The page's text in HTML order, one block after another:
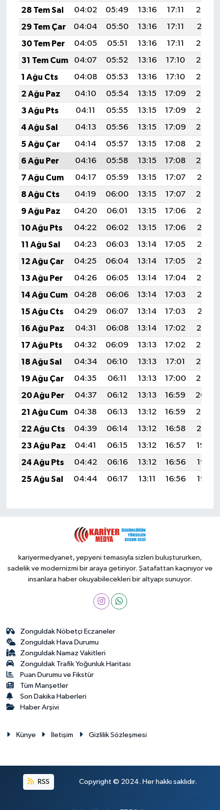
28 Tem Sal
04:02 05:49 13:16 17:11
20:32
29 Tem Çar
04:04 05:50 13:16 17:11
20:31
30 Tem Per
04:05 05:51 13:16 17:11
20:30
31 Tem Cum
04:07 05:52 13:16 17:10
20:29
1 Ağu Cts
04:08 05:53 13:16 17:10
20:28
2 Ağu Paz
04:10 05:54 13:15 17:09
20:27
3 Ağu Pts
04:11 05:55 13:15 17:09
20:26
4 Ağu Sal
04:13 05:56 13:15 17:09
20:25
5 Ağu Çar
04:14 05:57 13:15 17:08
20:24
6 Ağu Per
04:16 05:58 13:15 17:08
20:23
7 Ağu Cum
04:17 05:59 13:15 17:07
20:21
8 Ağu Cts
04:19 06:00 13:15 17:07
20:20
9 Ağu Paz
04:20 06:01 13:15 17:06
20:19
10 Ağu Pts
04:22 06:02 13:15 17:06
20:18
11 Ağu Sal
04:23 06:03 13:14 17:05
20:16
12 Ağu Çar
04:25 06:04 13:14 17:05
20:15
13 Ağu Per
04:26 06:05 13:14 17:04
20:14
14 Ağu Cum
04:28 06:06 13:14 17:03
20:12
15 Ağu Cts
04:29 06:07 13:14 17:03
20:11
16 Ağu Paz
04:31 06:08 13:14 17:02
20:10
17 Ağu Pts
04:32 06:09 13:13 17:02
20:08
18 Ağu Sal
04:34 06:10 13:13 17:01
20:07
19 Ağu Çar
04:35 06:11 13:13 17:00
20:05
20 Ağu Per
04:37 06:12 13:13 16:59
20:04
21 Ağu Cum
04:38 06:13 13:12 16:59
20:02
22 Ağu Cts
04:39 06:14 13:12 16:58
20:01
23 Ağu Paz
04:41 06:15 13:12 16:57
19:59
24 Ağu Pts
04:42 06:16 13:12 16:56
19:58
25 Ağu Sal
04:44 06:17 13:11 16:56 19:56
kariyermedyanet, yepyeni temasıyla sizleri buluştururken,
sadelik ve modernizmi bir araya getiriyor. Şatafattan kaçınıyor ve
insanlara haber okuyabilecekleri bir altyapı sunuyor.
Zonguldak Nöbetçi Eczaneler
Zonguldak Hava Durumu
Zonguldak Namaz Vakitleri
Zonguldak Trafik Yoğunluk Haritası
Puan Durumu ve Fikstür
Tüm Manşetler
Son Dakika Haberleri
Haber Arşivi
Künye İletişim Gizlilik Sözleşmesi
RSS Copyright © 2024. Her hakkı saklıdır.